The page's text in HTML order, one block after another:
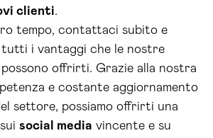
clienti.
tempo, contattaci subito e
tutti i vantaggi che le nostre
offrirti. Grazie alla nostra
e costante aggiornamento
settore, possiamo offrirti una
sui social media vincente e su